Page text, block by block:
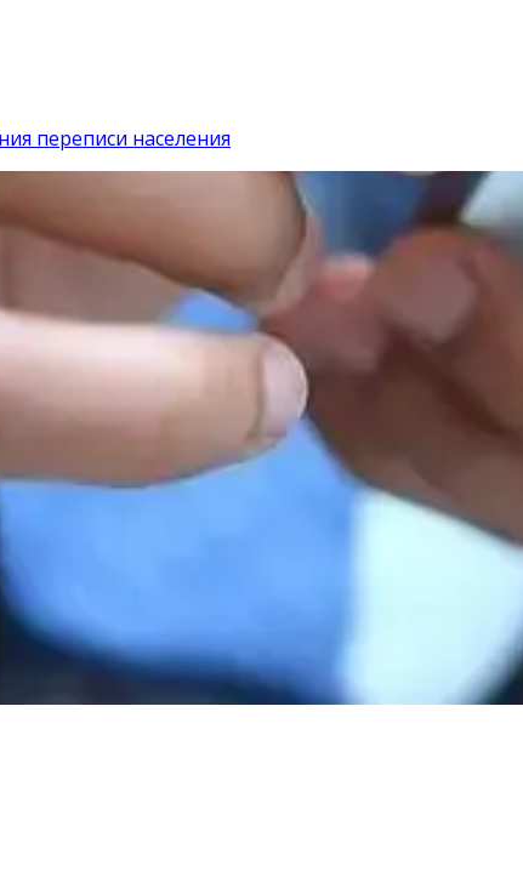
переписи населения